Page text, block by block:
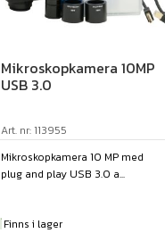
Mikroskopkamera 10MP
USB 3.0
Art. nr: 113955
Mikroskopkamera 10 MP med
plug and play USB 3.0 a...
Finns i lager